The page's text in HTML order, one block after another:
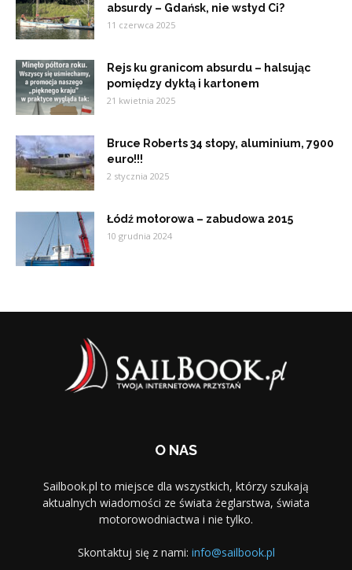
absurdy – Gdańsk, nie wstyd Ci?
11 czerwca 2025
Rejs ku granicom absurdu – halsując
pomiędzy dyktą i kartonem
21 kwietnia 2025
Bruce Roberts 34 stopy, aluminium, 7900
euro!!!
2 stycznia 2025
Łódź motorowa – zabudowa 2015
10 grudnia 2024
O NAS
Sailbook.pl to miejsce dla wszystkich, którzy szukają
aktualnych wiadomości ze świata żeglarstwa, świata
motorowodniactwa i nie tylko.
Skontaktuj się z nami: info@sailbook.pl